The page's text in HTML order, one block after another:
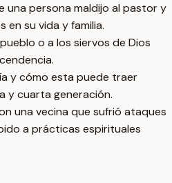
una persona maldijo al pastor y
en su vida y familia.
o a los siervos de Dios
y cómo esta puede traer
y cuarta generación.
una vecina que sufrió ataques
a prácticas espirituales